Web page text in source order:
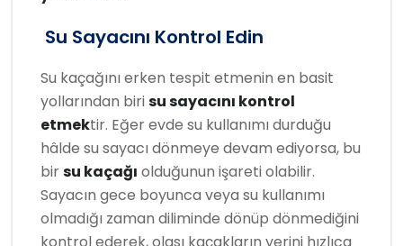
Su Sayacını Kontrol Edin
Su kaçağını erken tespit etmenin en basit
yollarından birisu sayacını kontrol
etmektir. Eğer evde su kullanımı durduğu
hâlde su sayacı dönmeye devam ediyorsa, bu
birsu kaçağı olduğunun işareti olabilir.
Sayacın gece boyunca veya su kullanımı
olmadığı zaman diliminde dönüp dönmediğini